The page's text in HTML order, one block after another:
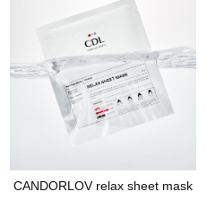
CANDORLOV relax sheet mask